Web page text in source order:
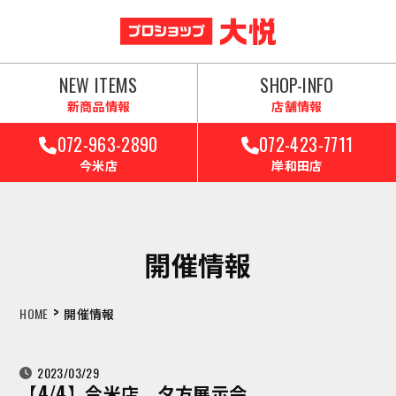
NEW ITEMS
新商品情報
SHOP-INFO
店舗情報
072-963-2890
今米店
072-423-7711
岸和田店
開催情報
HOME > 開催情報
2023/03/29